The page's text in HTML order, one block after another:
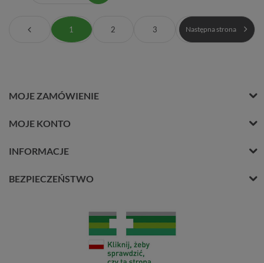
1 2 3 Następna strona
MOJE ZAMÓWIENIE
MOJE KONTO
INFORMACJE
BEZPIECZEŃSTWO